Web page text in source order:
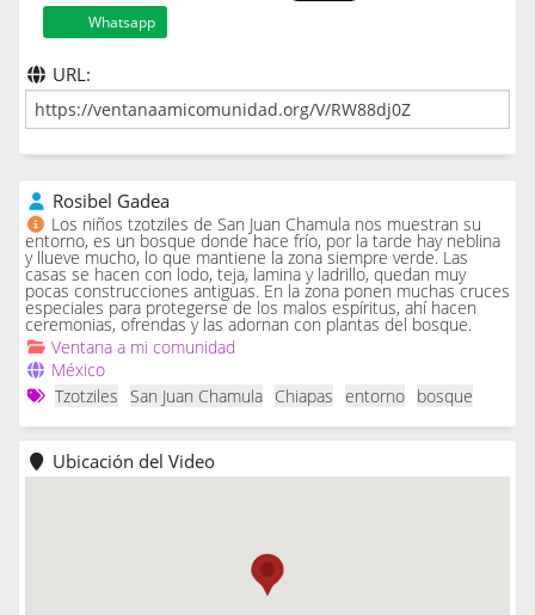
Whatsapp
URL:
Rosibel Gadea
Los niños tzotziles de San Juan Chamula nos muestran su
entorno, es un bosque donde hace frío, por la tarde hay neblina
y llueve mucho, lo que mantiene la zona siempre verde. Las
casas se hacen con lodo, teja, lamina y ladrillo, quedan muy
pocas construcciones antiguas. En la zona ponen muchas cruces
especiales para protegerse de los malos espíritus, ahí hacen
ceremonias, ofrendas y las adornan con plantas del bosque.
Ventana a mi comunidad
México
Tzotziles
San Juan Chamula Chiapas entorno bosque
Ubicación del Video